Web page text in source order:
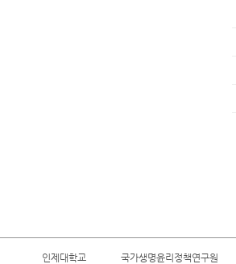
인제대학교 국가생명윤리정책연구원